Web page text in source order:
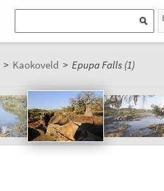
> Kaokoveld > Epupa Falls (1)